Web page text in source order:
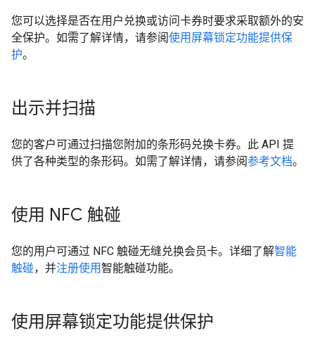
您可以选择是否在用户兑换或访问卡券时要求采取额外的安
全保护。如需了解详情，请参阅使用屏幕锁定功能提供保
护。
出示并扫描
您的客户可通过扫描您附加的条形码兑换卡券。此 API 提
供了各种类型的条形码。如需了解详情，请参阅参考文档。
使用 NFC 触碰
您的用户可通过 NFC 触碰无缝兑换会员卡。详细了解智能
触碰，并注册使用智能触碰功能。
使用屏幕锁定功能提供保护